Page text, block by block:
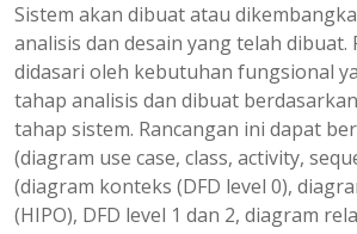
Sistem akan dibuat atau
analisis dan desain yang telah dibuat.
didasari oleh kebutuhan fungsional
tahap analisis dan dibuat
tahap sistem. Rancangan ini dapat
(diagram use case, class, activity,
(diagram konteks (DFD level 0),
(HIPO), DFD level 1 dan 2, diagram